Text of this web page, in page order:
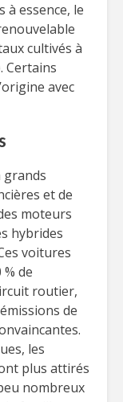
à essence, le
cultivés à
Certains
avec
grands
et de
moteurs
hybrides
voitures
de
routier,
de
les
plus attirés
nombreux